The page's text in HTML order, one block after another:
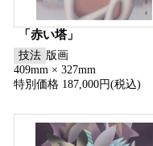
「赤い塔」
技法 版画
409mm × 327mm
特別価格 187,000円(税込)